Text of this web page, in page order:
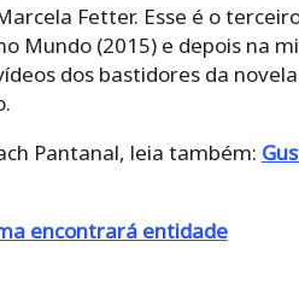
Fetter. Esse é o
Mundo (2015) e depois na
dos bastidores da
Pantanal, leia também:
encontrará entidade